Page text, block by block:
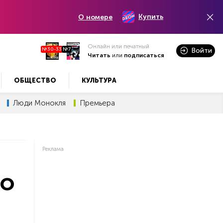
О номере Купить
№30-33 №7
Онлайн или печатный
Читать или подписаться
Войти
ОБЩЕСТВО КУЛЬТУРА
Люди Монокля Премьера
Реклама